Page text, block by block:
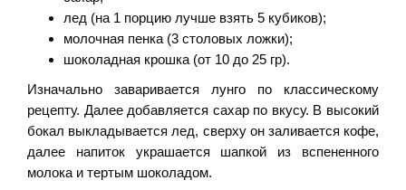
лед (на 1 порцию лучше взять 5 кубиков);
молочная пенка (3 столовых ложки);
шоколадная крошка (от 10 до 25 гр).
Изначально заваривается лунго по классическому
рецепту. Далее добавляется сахар по вкусу. В высокий
бокал выкладывается лед, сверху он заливается кофе,
далее напиток украшается шапкой из вспененного
молока и тертым шоколадом.